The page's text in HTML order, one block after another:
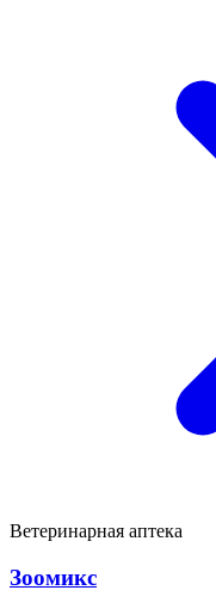
Ветеринарная аптека
Зоомикс